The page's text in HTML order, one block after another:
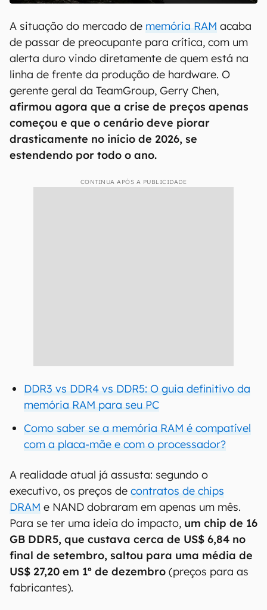
A situação do mercado de memória RAM acaba
de passar de preocupante para crítica, com um
alerta duro vindo diretamente de quem está na
linha de frente da produção de hardware. O
gerente geral da TeamGroup, Gerry Chen,
afirmou agora que a crise de preços apenas
começou e que o cenário deve piorar
drasticamente no início de 2026, se
estendendo por todo o ano.
CONTINUA APÓS A PUBLICIDADE
DDR3 vs DDR4 vs DDR5: O guia definitivo da
memória RAM para seu PC
Como saber se a memória RAM é compatível
com a placa-mãe e com o processador?
A realidade atual já assusta: segundo o
executivo, os preços de contratos de chips
DRAM e NAND dobraram em apenas um mês.
Para se ter uma ideia do impacto, um chip de 16
GB DDR5, que custava cerca de US$ 6,84 no
final de setembro, saltou para uma média de
US$ 27,20 em 1º de dezembro (preços para as
fabricantes).